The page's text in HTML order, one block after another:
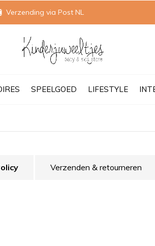
SPEELGOED LIFESTYLE
Verzending via Post NL
Verzenden & retourneren